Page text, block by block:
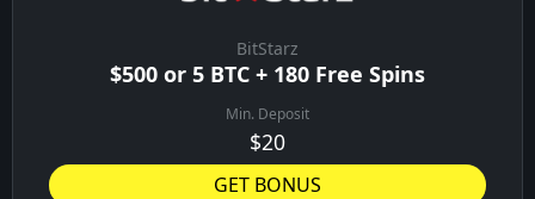
BitStarz
$500 or 5 BTC + 180 Free Spins
Min. Deposit
$20
GET BONUS